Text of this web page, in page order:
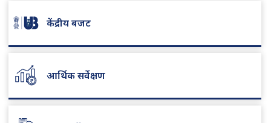
केंद्रीय बजट
आर्थिक सर्वेक्षण